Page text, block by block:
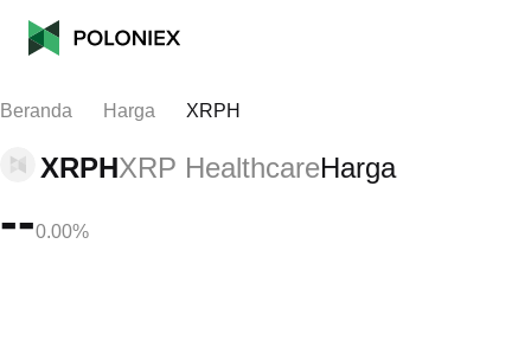
Beranda Harga XRPH
XRPHXRP HealthcareHarga
--0.00%